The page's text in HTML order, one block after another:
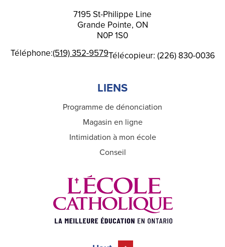
7195 St-Philippe Line
Grande Pointe, ON
N0P 1S0
Téléphone:(519) 352-9579Télécopieur: (226) 830-0036
LIENS
Programme de dénonciation
Magasin en ligne
Intimidation à mon école
Conseil